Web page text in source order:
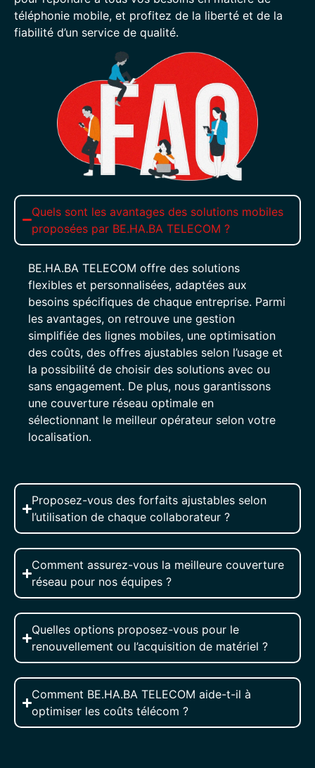
téléphonie mobile, et profitez de la liberté et de la
fiabilité d’un service de qualité.
Quels sont les avantages des solutions mobiles
proposées par BE.HA.BA TELECOM ?
BE.HA.BA TELECOM offre des solutions
flexibles et personnalisées, adaptées aux
besoins spécifiques de chaque entreprise. Parmi
les avantages, on retrouve une gestion
simplifiée des lignes mobiles, une optimisation
des coûts, des offres ajustables selon l’usage et
la possibilité de choisir des solutions avec ou
sans engagement. De plus, nous garantissons
une couverture réseau optimale en
sélectionnant le meilleur opérateur selon votre
localisation.
Proposez-vous des forfaits ajustables selon
l’utilisation de chaque collaborateur ?
Comment assurez-vous la meilleure couverture
réseau pour nos équipes ?
Quelles options proposez-vous pour le
renouvellement ou l’acquisition de matériel ?
Comment BE.HA.BA TELECOM aide-t-il à
optimiser les coûts télécom ?